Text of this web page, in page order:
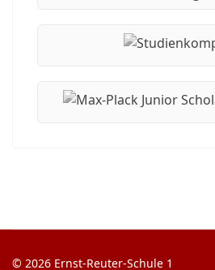
© 2026 Ernst-Reuter-Schule 1